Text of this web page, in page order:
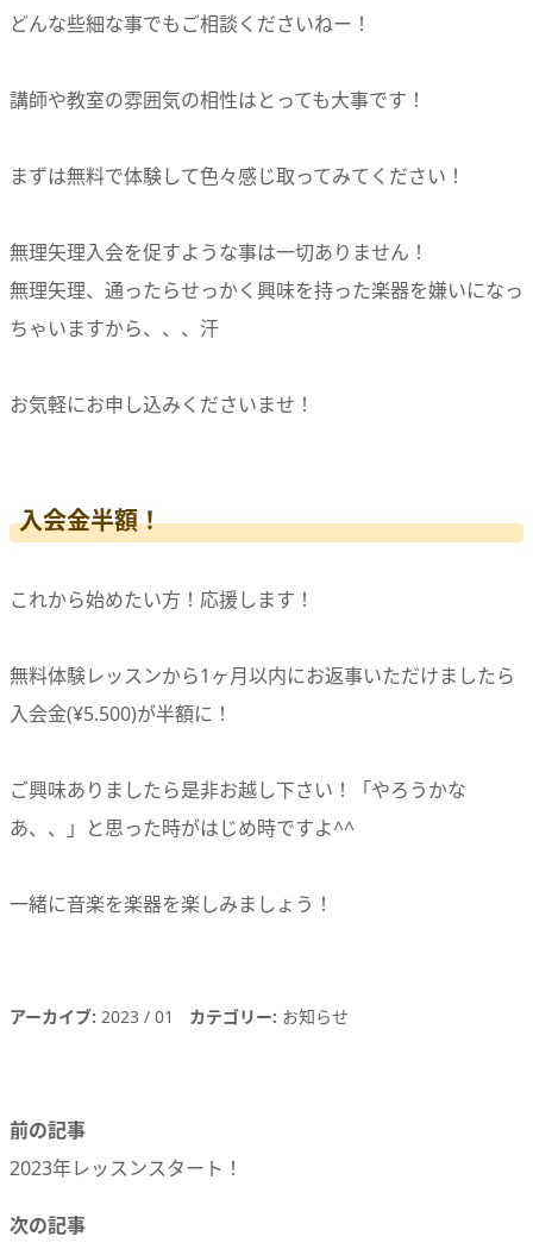
どんな些細な事でもご相談くださいねー！
講師や教室の雰囲気の相性はとっても大事です！
まずは無料で体験して色々感じ取ってみてください！
無理矢理入会を促すような事は一切ありません！
無理矢理、通ったらせっかく興味を持った楽器を嫌いになっ
ちゃいますから、、、汗
お気軽にお申し込みくださいませ！
入会金半額！
これから始めたい方！応援します！
無料体験レッスンから1ヶ月以内にお返事いただけましたら
入会金(¥5.500)が半額に！
ご興味ありましたら是非お越し下さい！「やろうかな
あ、、」と思った時がはじめ時ですよ^^
一緒に音楽を楽器を楽しみましょう！
アーカイブ 2023 01 カテゴリー お知らせ
前の記事
2023年レッスンスタート！
次の記事